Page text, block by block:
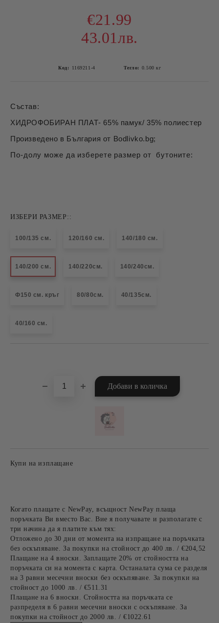
€21.99
43.01лв.
Код: 1169211-4 Тегло: 0.500 кг
Състав:
ХИДРОФОБИРАН ПЛАТ- 65% памук/ 35% полиестер
Произведено в България от Bodlivko.bg;
По-долу може да изберете размер от бутоните:
ИЗБЕРИ РАЗМЕР::
100/135 см. 120/160 см. 140/180 см.
140/200 см. 140/220см. 140/240см.
Ф150 см. кръг 80/80см. 40/135см.
40/160 см.
Купи на изплащане
Когато плащате с NewPay, всъщност NewPay плаща
поръчката Ви вместо Вас. Вие я получавате и разполагате с
три начина да я платите към тях:
Отложено до 30 дни от момента на изпращане на поръчката
без оскъпяване. За покупки на стойност до 400 лв. / €204,52
Плащане на 4 вноски. Заплащате 20% от стойността на
поръчката си на момента с карта. Останалата сума се разделя
на 3 равни месечни вноски без оскъпяване. За покупки на
стойност до 1000 лв. / €511.31
Плащане на 6 вноски. Стойността на поръчката се
разпределя в 6 равни месечни вноски с оскъпяване. За
покупки на стойност до 2000 лв. / €1022.61